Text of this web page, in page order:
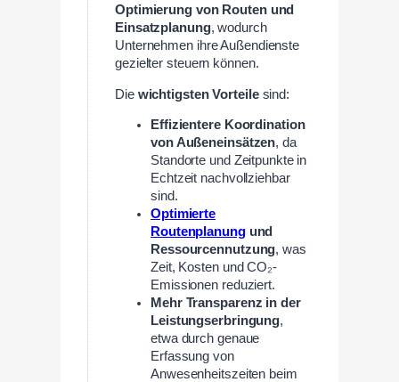
Optimierung von Routen und
Einsatzplanung, wodurch
Unternehmen ihre Außendienste
gezielter steuern können.
Die wichtigsten Vorteilesind:
Effizientere Koordination
von Außeneinsätzen, da
Standorte und Zeitpunkte in
Echtzeit nachvollziehbar
sind.
Optimierte
Routenplanungund
Ressourcennutzung, was
Zeit, Kosten und CO₂-
Emissionen reduziert.
Mehr Transparenz in der
Leistungserbringung,
etwa durch genaue
Erfassung von
Anwesenheitszeiten beim